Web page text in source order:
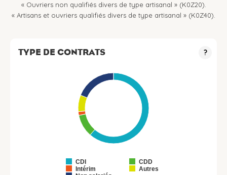
« Ouvriers non qualifiés divers de type artisanal » (K0Z20).
« Artisans et ouvriers qualifiés divers de type artisanal » (K0Z40).
TYPE DE CONTRATS ?
CDI
CDD
Intérim
Autres